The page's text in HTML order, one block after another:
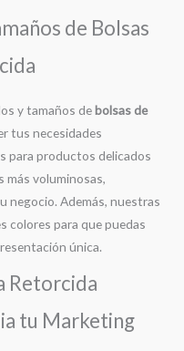
de Bolsas
y tamaños debolsas de
tus necesidades
para productos delicados
más voluminosas,
negocio. Además, nuestras
colores para que puedas
única.
Retorcida
tu Marketing